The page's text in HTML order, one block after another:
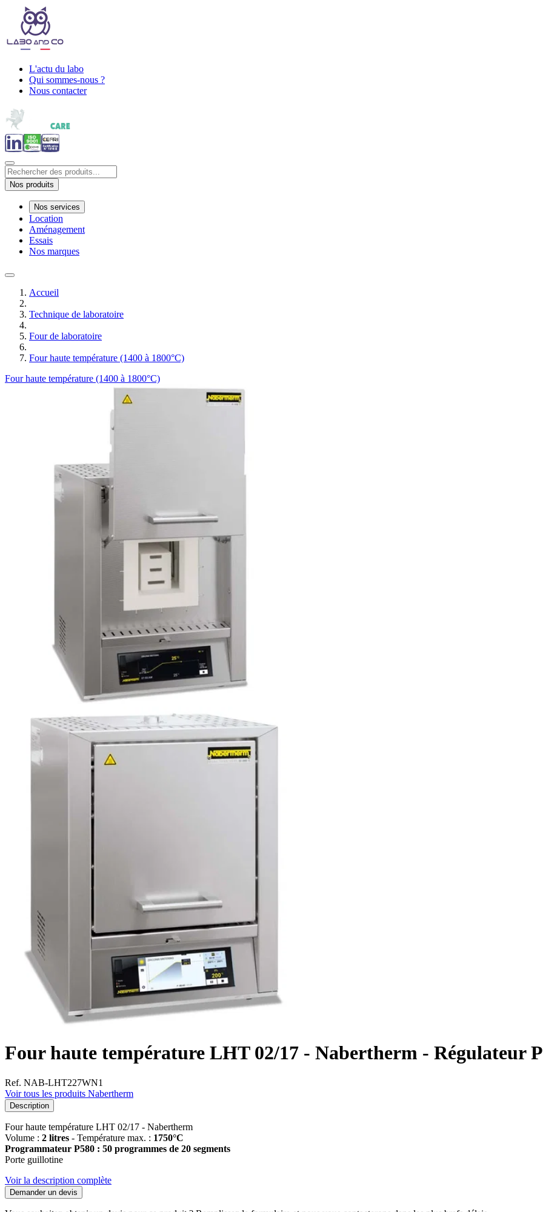
L'actu du labo
Qui sommes-nous ?
Nous contacter
Nos produits
Nos services
Location
Aménagement
Essais
Nos marques
Accueil
Technique de laboratoire
Four de laboratoire
Four haute température (1400 à 1800°C)
Four haute température (1400 à 1800°C)
Four haute température LHT 02/17 - Nabertherm - Régulateur
Ref. NAB-LHT227WN1
Voir tous les produits Nabertherm
Description
Four haute température LHT 02/17 - Nabertherm
Volume : 2 litres - Température max. : 1750°C
Programmateur P580 : 50 programmes de 20 segments
Porte guillotine
Voir la description complète
Demander un devis